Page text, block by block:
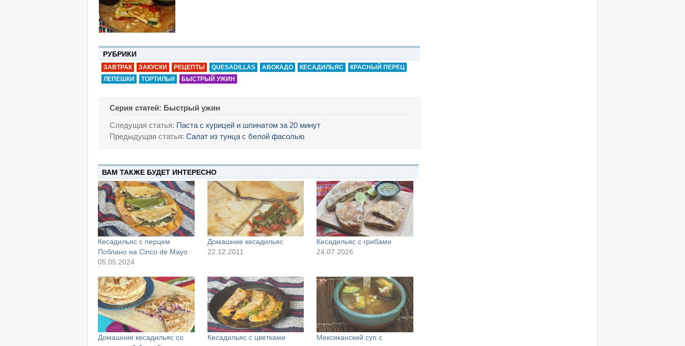
РУБРИКИ
ЗАВТРАК ЗАКУСКИ РЕЦЕПТЫ QUESADILLAS АВОКАДО КЕСАДИЛЬЯС
КРАСНЫЙ ПЕРЕЦ
ЛЕПЕШКИ
ТОРТИЛЬИ БЫСТРЫЙ УЖИН
Серия статей: Быстрый ужин
Следущая статья: Паста с курицей и шпинатом за 20 минут
Предыдущая статья: Салат из тунца с белой фасолью
ВАМ ТАКЖЕ БУДЕТ ИНТЕРЕСНО
Кесадильяс с перцем
Поблано на Cinco de Mayo
05.05.2024
Домашние кесадильяс
22.12.2011
Кесадильяс с грибами
24.07.2026
Домашние кесадильяс со
Кесадильяс с цветками
Мексиканский суп с